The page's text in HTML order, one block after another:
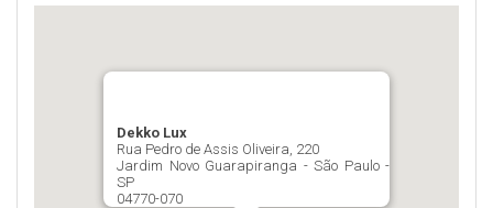
Dekko Lux
Rua Pedro de Assis Oliveira, 220
Jardim Novo Guarapiranga - São Paulo -
SP
04770-070